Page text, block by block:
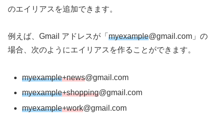
のエイリアスを追加できます。
例えば、Gmail アドレスが「 myexample@gmail.com」の
場合、次のようにエイリアスを作ることができます。
myexample+news@gmail.com
myexample+shopping@gmail.com
myexample+work@gmail.com